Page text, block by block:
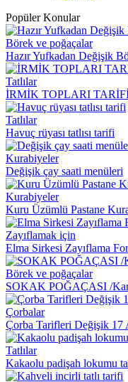
Popüler Konular
Börek ve poğaçalar
Hazır Yufkadan Değişik
Tatlılar
İRMİK TOPLARI
Tatlılar
Havuç rüyası tatlısı tarifi
Kurabiyeler
Değişik çay saati menüleri
Kurabiyeler
Kuru Üzümlü Pastane
Zayıflamak için
Elma Sirkesi Zayıflama
Börek ve poğaçalar
SOKAK POĞAÇASI /
Çorbalar
Çorba Tarifleri Değişik 17
Tatlılar
Kakaolu padişah lokumu